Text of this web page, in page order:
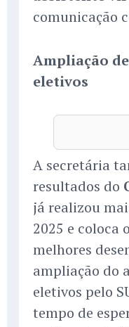
comunicação
Ampliação
eletivos
A secretária
resultados do
já realizou
2025 e coloca
melhores
ampliação do
eletivos pelo
tempo de